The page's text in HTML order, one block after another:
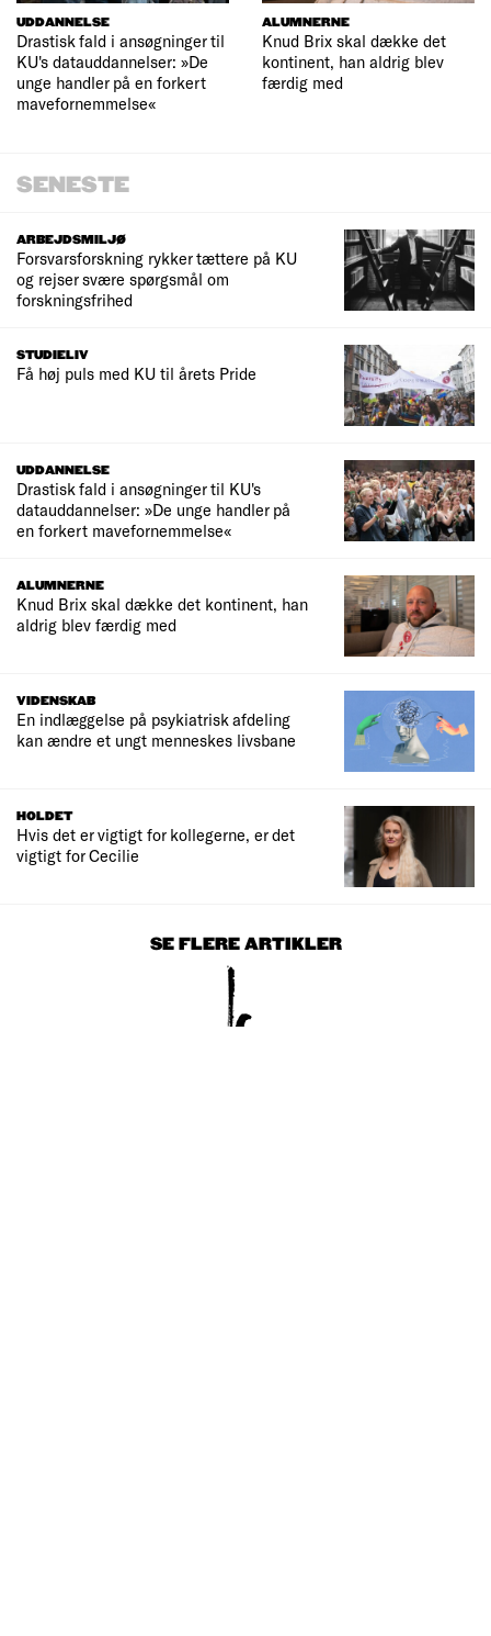
UDDANNELSE
Drastisk fald i ansøgninger til
KU's datauddannelser: »De
unge handler på en forkert
mavefornemmelse«
ALUMNERNE
Knud Brix skal dække det
kontinent, han aldrig blev
færdig med
SENESTE
ARBEJDSMILJØ
Forsvarsforskning rykker tættere på KU
og rejser svære spørgsmål om
forskningsfrihed
STUDIELIV
Få høj puls med KU til årets Pride
UDDANNELSE
Drastisk fald i ansøgninger til KU's
datauddannelser: »De unge handler på
en forkert mavefornemmelse«
ALUMNERNE
Knud Brix skal dække det kontinent, han
aldrig blev færdig med
VIDENSKAB
En indlæggelse på psykiatrisk afdeling
kan ændre et ungt menneskes livsbane
HOLDET
Hvis det er vigtigt for kollegerne, er det
vigtigt for Cecilie
SE FLERE ARTIKLER